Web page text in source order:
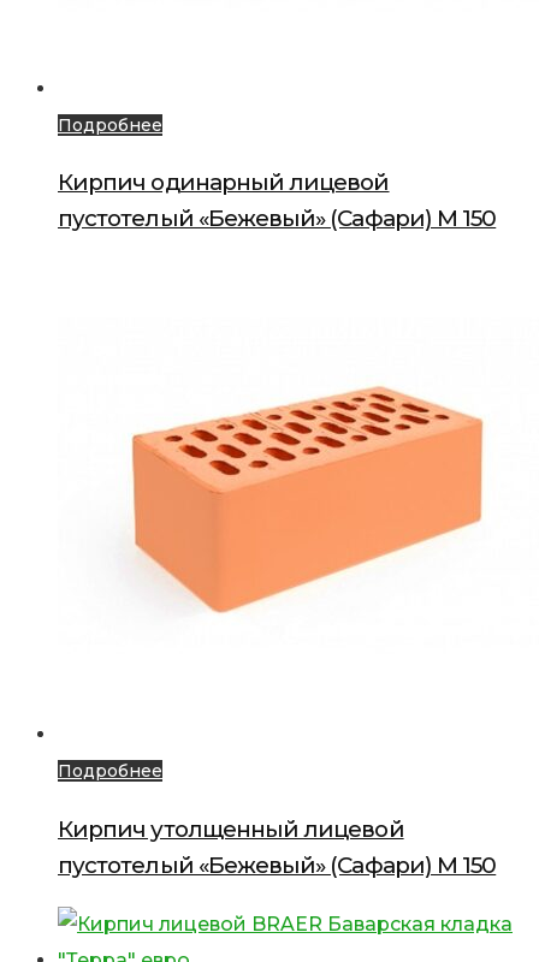
Подробнее
Кирпич одинарный лицевой
пустотелый «Бежевый» (Сафари) М 150
Подробнее
Кирпич утолщенный лицевой
пустотелый «Бежевый» (Сафари) М 150